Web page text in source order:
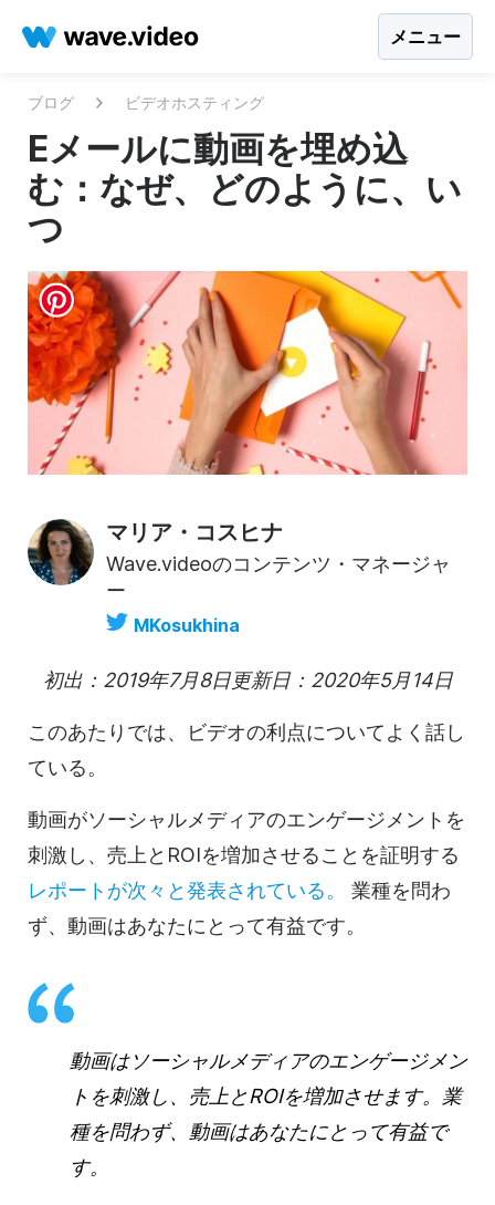
メニュー
ブログ ビデオホスティング
Eメールに動画を埋め込
む：なぜ、どのように、い
つ
マリア・コスヒナ
Wave.videoのコンテンツ・マネージャ
ー
MKosukhina
初出：2019年7月8日更新日：2020年5月14日
このあたりでは、 ビデオの利点についてよく話し
ている。
動画がソーシャルメディアのエンゲージメントを
刺激し、売上とROIを増加させることを証明する
レポートが次々と発表されている。
業種を問わ
ず、 動画はあなたにとって有益です。
動画はソーシャルメディアのエンゲージメン
トを刺激し、売上とROIを増加させます。業
種を問わず、 動画はあなたにとって有益で
す。